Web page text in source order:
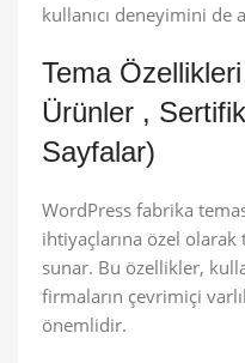
kullanıcı deneyimini de
Tema
Ürünler ,
Sayfalar)
WordPress fabrika
ihtiyaçlarına özel olarak
sunar. Bu özellikler,
firmaların çevrimiçi
önemlidir.